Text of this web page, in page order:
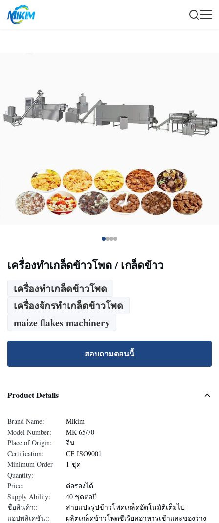
เครื่องทำเกล็ดข้าวโพด / เกล็ดข้าว
เครื่องทำเกล็ดข้าวโพด
เครื่องจักรทำเกล็ดข้าวโพด
maize flakes machinery
สอบถามตอนนี้
Product Details
Brand Name:
Mikim
Model Number:
MK-65/70
Place of Origin:
จีน
Certification:
CE ISO9001
Minimum Order
Quantity:
1 ชุด
Price:
ต่อรองได้
Supply Ability:
40 ชุดต่อปี
ชื่อสินค้า::
สายแปรรูปข้าวโพดเกล็ดอัตโนมัติเต็มไป
แอปพลิเคชัน::
ผลิตเกล็ดข้าวโพดซีเรียลอาหารเช้าและของว่าง